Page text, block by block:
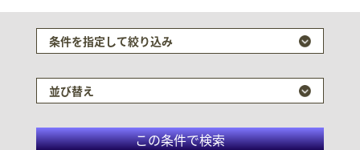
条件を指定して絞り込み
並び替え
この条件で検索